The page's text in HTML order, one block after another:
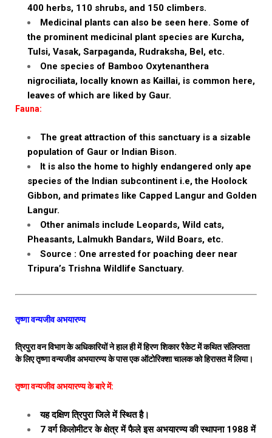
400 herbs, 110 shrubs, and 150 climbers.
Medicinal plants can also be seen here. Some of
the prominent medicinal plant species are Kurcha,
Tulsi, Vasak, Sarpaganda, Rudraksha, Bel, etc.
One species of Bamboo Oxytenanthera
nigrociliata, locally known as Kaillai, is common here,
leaves of which are liked by Gaur.
Fauna:
The great attraction of this sanctuary is a sizable
population of Gaur or Indian Bison.
It is also the home to highly endangered only ape
species of the Indian subcontinent i.e, the Hoolock
Gibbon, and primates like Capped Langur and Golden
Langur.
Other animals include Leopards, Wild cats,
Pheasants, Lalmukh Bandars, Wild Boars, etc.
Source : One arrested for poaching deer near
Tripura’s Trishna Wildlife Sanctuary.
तृष्णा वन्यजीव अभयारण्य
त्रिपुरा वन विभाग के अधिकारियों ने हाल ही में हिरण शिकार रैकेट में कथित संलिप्तता
के लिए तृष्णा वन्यजीव अभयारण्य के पास एक ऑटोरिक्शा चालक को हिरासत में लिया।
तृष्णा वन्यजीव अभयारण्य के बारे में:
यह दक्षिण त्रिपुरा जिले में स्थित है।
7 वर्ग किलोमीटर के क्षेत्र में फैले इस अभयारण्य की स्थापना 1988 में